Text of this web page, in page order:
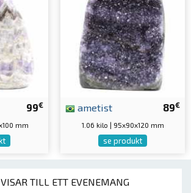
TILL ETT EVENEMANG
99€
mm
89€
ametist
1.06 kilo | 95x90x120 mm
se produkt